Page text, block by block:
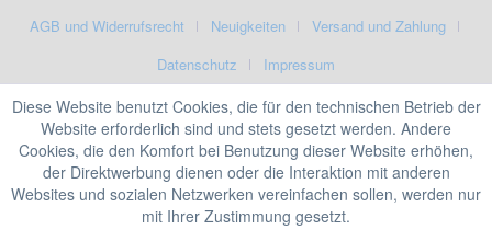
AGB und Widerrufsrecht
Neuigkeiten
Versand und Zahlung
Datenschutz
Impressum
Diese Website benutzt Cookies, die für den technischen Betrieb der
Website erforderlich sind und stets gesetzt werden. Andere
Cookies, die den Komfort bei Benutzung dieser Website erhöhen,
der Direktwerbung dienen oder die Interaktion mit anderen
Websites und sozialen Netzwerken vereinfachen sollen, werden nur
mit Ihrer Zustimmung gesetzt.